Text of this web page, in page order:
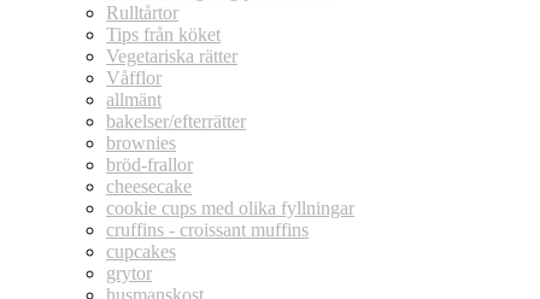
Rulltårtor
Tips från köket
Vegetariska rätter
Våfflor
allmänt
bakelser/efterrätter
brownies
bröd-frallor
cheesecake
cookie cups med olika fyllningar
cruffins - croissant muffins
cupcakes
grytor
husmanskost